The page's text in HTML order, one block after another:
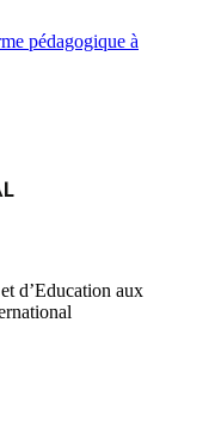
pédagogique à
d’Education aux